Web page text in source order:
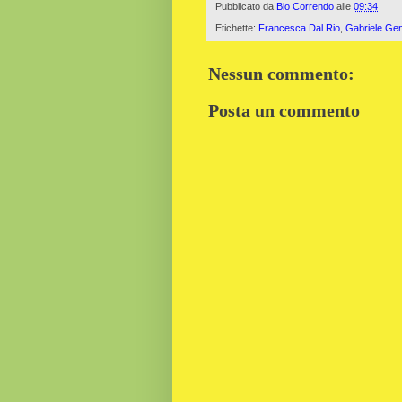
Pubblicato da Bio Correndo alle 09:34
Etichette: Francesca Dal Rio Gabriele
Nessun commento:
Posta un commento